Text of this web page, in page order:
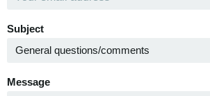
Subject
Message